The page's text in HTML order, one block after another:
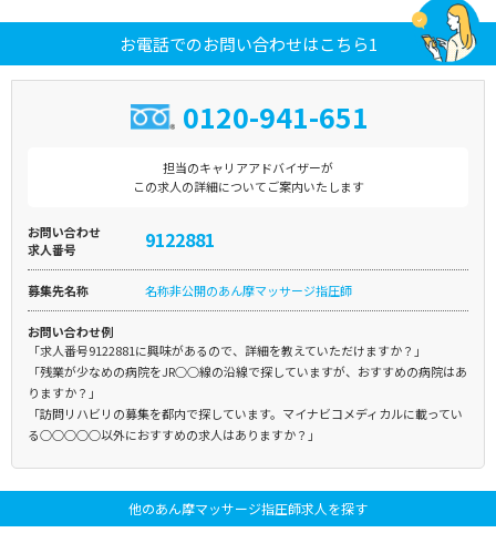
お電話でのお問い合わせはこちら1
0120-941-651
担当のキャリアアドバイザーが
この求人の詳細についてご案内いたします
お問い合わせ
求人番号
9122881
募集先名称 名称非公開のあん摩マッサージ指圧師
お問い合わせ例
「求人番号9122881に興味があるので、詳細を教えていただけますか？」
「残業が少なめの病院をJR○○線の沿線で探していますが、おすすめの病院はあ
りますか？」
「訪問リハビリの募集を都内で探しています。マイナビコメディカルに載ってい
る○○○○○以外におすすめの求人はありますか？」
他のあん摩マッサージ指圧師求人を探す